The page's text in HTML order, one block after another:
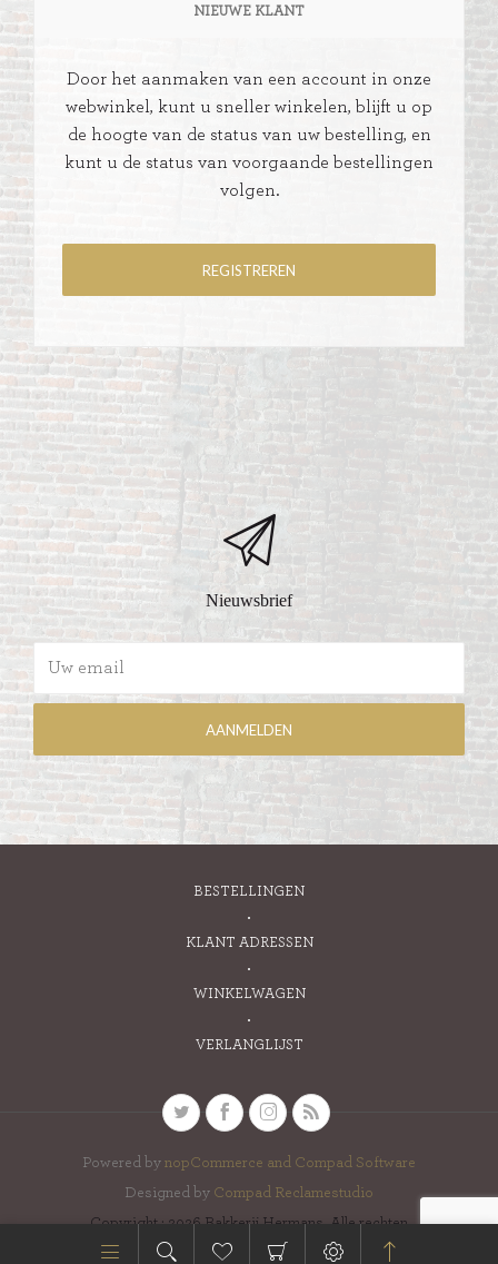
NIEUWE KLANT
Door het aanmaken van een account in onze
webwinkel, kunt u sneller winkelen, blijft u op
de hoogte van de status van uw bestelling, en
kunt u de status van voorgaande bestellingen
volgen.
Nieuwsbrief
BESTELLINGEN
KLANT ADRESSEN
WINKELWAGEN
VERLANGLIJST
Powered by nopCommerce and Compad Software
Designed by Compad Reclamestudio
Copyright ; 2026 Bakkerij Hermans. Alle rechten
voorbehouden.